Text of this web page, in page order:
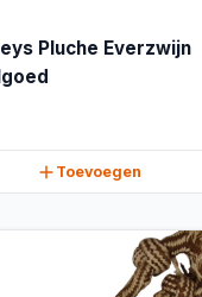
Pluche Everzwijn
Toevoegen